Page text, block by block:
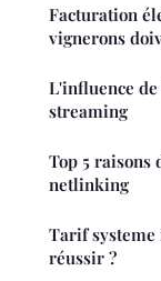
Facturation
vignerons
L'influence
streaming
Top 5
netlinking
Tarif
réussir ?